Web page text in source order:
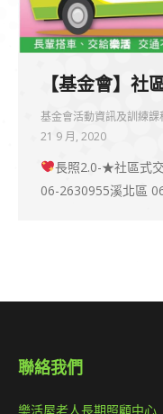
【基金會】社
基金會活動資訊及訓練課
21 9 月, 2020
長照2.0-★社區式
06-2630955溪北區
聯絡我們
樂活屋老人長期照顧中心